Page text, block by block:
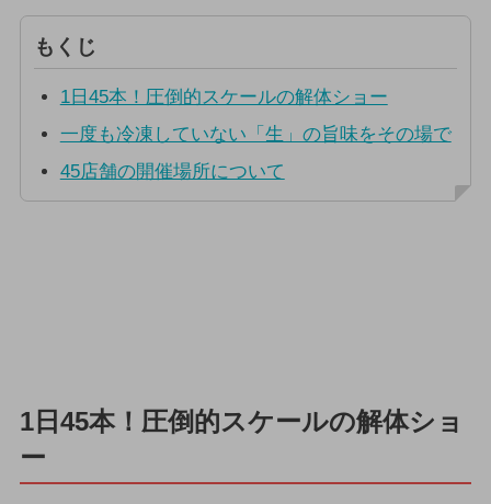
もくじ
1日45本！圧倒的スケールの解体ショー
一度も冷凍していない「生」の旨味をその場で
45店舗の開催場所について
1日45本！圧倒的スケールの解体ショ
ー